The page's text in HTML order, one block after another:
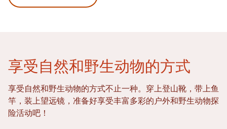
享受自然和野生动物的方式
享受自然和野生动物的方式不止一种。穿上登山靴，带上鱼
竿，装上望远镜，准备好享受丰富多彩的户外和野生动物探
险活动吧！